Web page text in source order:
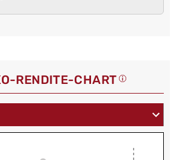
RENDITE-CHART